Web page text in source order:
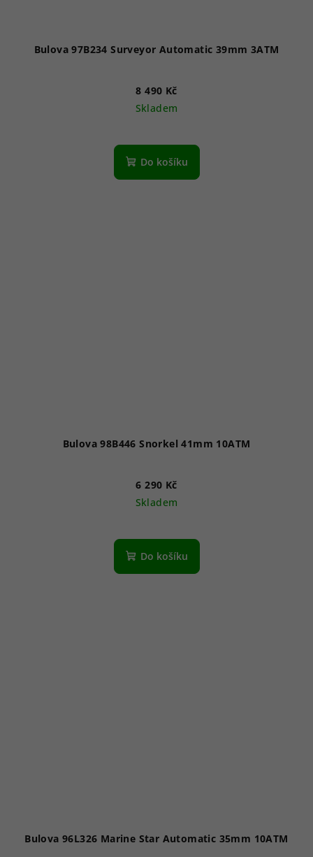
Bulova 97B234 Surveyor Automatic 39mm 3ATM
8 490 Kč
Skladem
Do košíku
Bulova 98B446 Snorkel 41mm 10ATM
6 290 Kč
Skladem
Do košíku
Bulova 96L326 Marine Star Automatic 35mm 10ATM